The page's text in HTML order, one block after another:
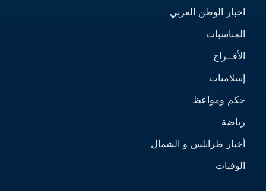
اخبار الوطن العربي
المناسبات
الأفــراح
إسلاميات
حكم ومواعظ
رياضة
أخبار طرابلس و الشمال
الوفيات